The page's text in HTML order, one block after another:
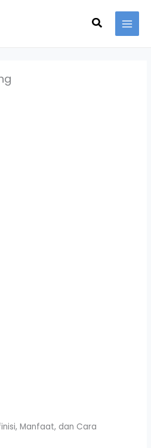
Search
Manfaat, dan Cara